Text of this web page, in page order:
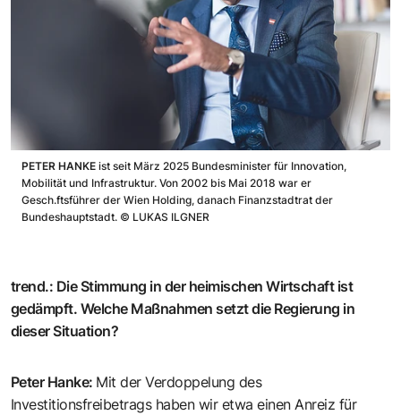
PETER HANKE ist seit März 2025 Bundesminister für Innovation,
Mobilität und Infrastruktur. Von 2002 bis Mai 2018 war er
Gesch.ftsführer der Wien Holding, danach Finanzstadtrat der
Bundeshauptstadt. © LUKAS ILGNER
trend.: Die Stimmung in der heimischen Wirtschaft ist
gedämpft. Welche Maßnahmen setzt die Regierung in
dieser Situation?
Peter Hanke: Mit der Verdoppelung des
Investitionsfreibetrags haben wir etwa einen Anreiz für